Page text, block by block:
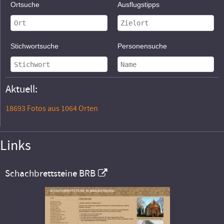
Ortsuche Ausflugstipps
Stichwortsuche Personensuche
Aktuell:
18693 Fotos aus 1064 Orten
Links
Schachbrettsteine BRB